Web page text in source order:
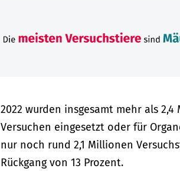
2022 wurden insgesamt mehr als
Versuchen eingesetzt oder für
nur noch rund 2,1 Millionen
Rückgang von 13 Prozent.